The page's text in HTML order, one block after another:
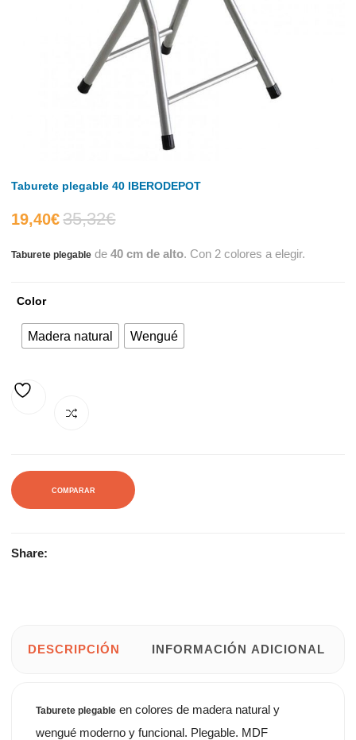
Taburete plegable 40 IBERODEPOT
19,40€El
precio
es:
35,32€El
precio
era:
Taburete plegable de 40 cm de alto. Con 2 colores a elegir.
Color
Madera natural Wengué
COMPARAR
Share:
DESCRIPCIÓN INFORMACIÓN ADICIONAL
Taburete plegable en colores de madera natural y
wengué moderno y funcional. Plegable. MDF